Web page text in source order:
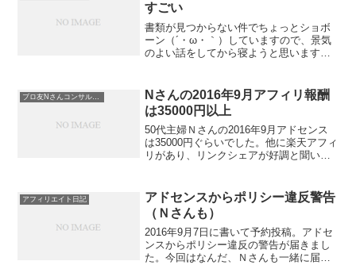
すごい
書類が見つからない件でちょっとショボ
ーン（´・ω・｀）していますので、景気
のよい話をしてから寝ようと思います。
００ＰＶを安定して超えてます。検索キ
ーワードを見ると、まあ...
Nさんの2016年9月アフィリ報酬
は35000円以上
50代主婦Ｎさんの2016年9月アドセンス
は35000円ぐらいでした。他に楽天アフィ
リがあり、リンクシェアが好調と聞いて
こ売れているはず。来年度になったらＮ
さん...
アフィリエイト日記
アドセンスからポリシー違反警告
（Ｎさんも）
2016年9月7日に書いて予約投稿。アドセ
ンスからポリシー違反の警告が届きまし
た。今回はなんだ、Ｎさんも一緒に届き